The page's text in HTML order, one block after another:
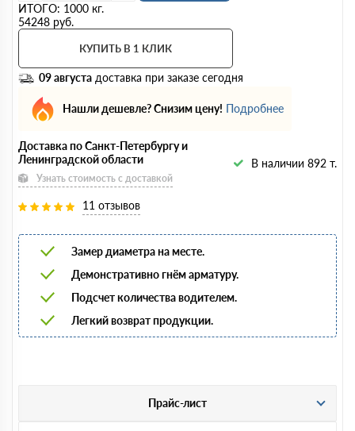
ИТОГО: 1000 кг.
54248 руб.
КУПИТЬ В 1 КЛИК
09 августа доставка при заказе сегодня
Нашли дешевле? Снизим цену! Подробнее
Доставка по Санкт-Петербургу и
Ленинградской области
Узнать стоимость с доставкой
В наличии 892 т.
11 отзывов
Замер диаметра на месте.
Демонстративно гнём арматуру.
Подсчет количества водителем.
Легкий возврат продукции.
Прайс-лист